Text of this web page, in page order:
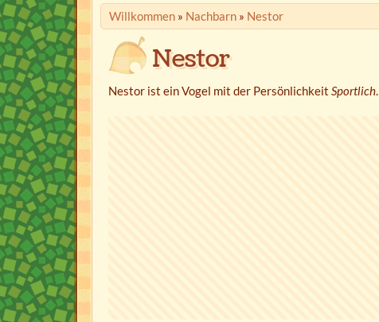
Willkommen» Nachbarn» Nestor
Nestor
Nestor ist ein Vogel mit der Persönlichkeit Sportlich.